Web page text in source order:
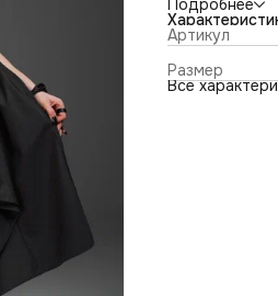
миксовать с
Платье имеет
Ткань:
Подробнее
Артикул
Размер
Все